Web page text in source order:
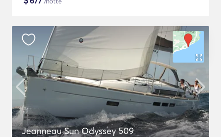
Jeanneau Sun Odyssey 509